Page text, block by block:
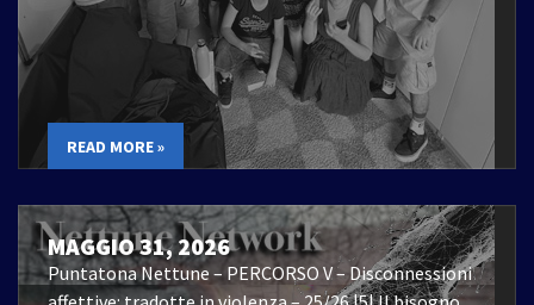
READ MORE »
MAGGIO 31, 2026
Puntatona Nettune – PERCORSO V – Disconnessioni